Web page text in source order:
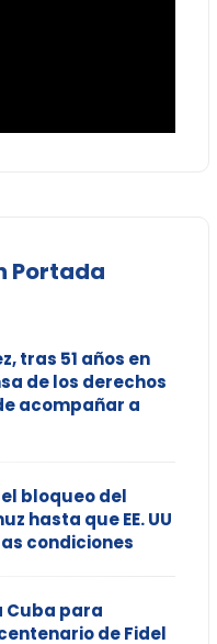
Portada
tras 51 años en
de los derechos
acompañar a
bloqueo del
hasta que EE. UU
condiciones
Cuba para
de Fidel